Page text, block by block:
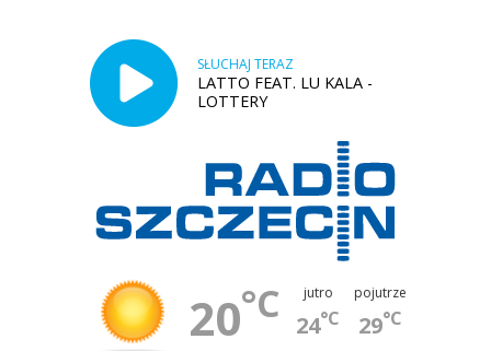
SŁUCHAJ TERAZ
LATTO FEAT. LU KALA -
LOTTERY
20°C jutro
24°C
pojutrze
29°C